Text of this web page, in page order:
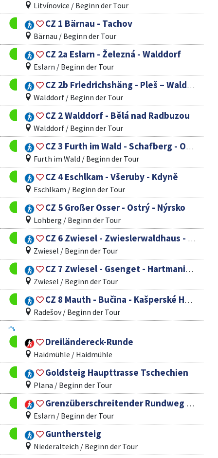
Litvínovice / Beginn der Tour
CZ 1 Bärnau - Tachov
Bärnau / Beginn der Tour
CZ 2a Eslarn - Železná - Walddorf
Eslarn / Beginn der Tour
CZ 2b Friedrichshäng - Pleš – Walddorf
Walddorf / Beginn der Tour
CZ 2 Walddorf - Bělá nad Radbuzou
Walddorf / Beginn der Tour
CZ 3 Furth im Wald - Schafberg - Ovčí Vrch - Domažlice
Furth im Wald / Beginn der Tour
CZ 4 Eschlkam - Všeruby - Kdyně
Eschlkam / Beginn der Tour
CZ 5 Großer Osser - Ostrý - Nýrsko
Lohberg / Beginn der Tour
CZ 6 Zwiesel - Zwieslerwaldhaus - Železná Ruda – Javorná (Böhmweg)
Zwiesel / Beginn der Tour
CZ 7 Zwiesel - Gsenget - Hartmanice (Gunthersteig)
Zwiesel / Beginn der Tour
CZ 8 Mauth - Bučina - Kašperské Hory
Radešov / Beginn der Tour
Dreiländereck-Runde
Haidmühle / Haidmühle
Goldsteig Haupttrasse Tschechien
Plana / Beginn der Tour
Grenzüberschreitender Rundweg Eslarn-Waldorf/CZ-Friedrichshäng-Nurtschweg
Eslarn / Beginn der Tour
Gunthersteig
Niederalteich / Beginn der Tour